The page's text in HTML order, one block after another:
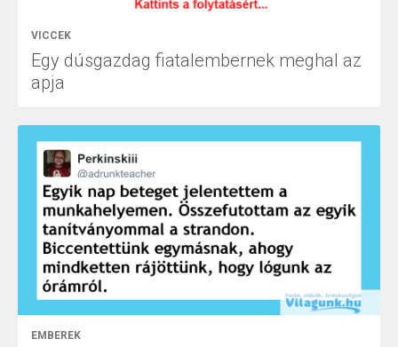
VICCEK
Egy dúsgazdag fiatalembernek meghal az
apja
EMBEREK